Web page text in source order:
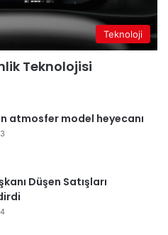
Teknoloji
Teknolojisi
atmosfer model heyecanı
Düşen Satışları